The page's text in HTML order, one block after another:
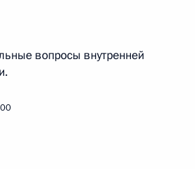
вопросы внутренней